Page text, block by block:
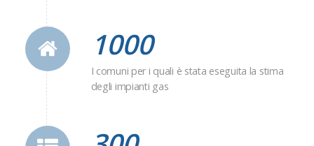
1000
I comuni per i quali è stata eseguita la stima
degli impianti gas